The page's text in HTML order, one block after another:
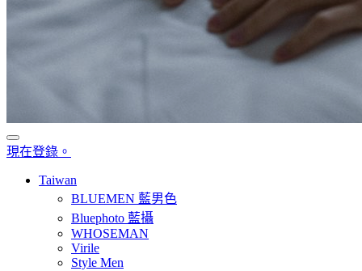
現在登錄。
Taiwan
BLUEMEN 藍男色
Bluephoto 藍攝
WHOSEMAN
Virile
Style Men